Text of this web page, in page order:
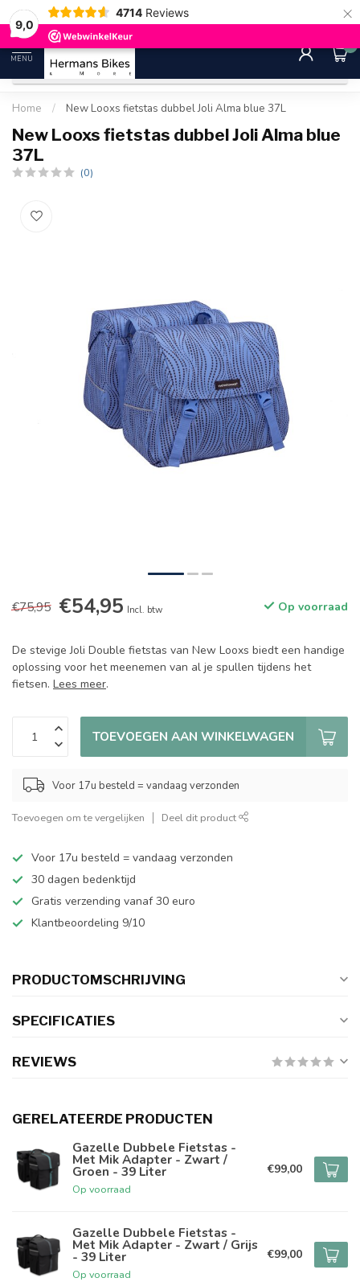
9,0
4714 Reviews ×
30 dagen bedenktijd Gratis
MENU
0
Home / New Looxs fietstas dubbel Joli Alma blue 37L
New Looxs fietstas dubbel Joli Alma blue
37L
(0)
€75,95 €54,95 Incl. btw Op voorraad
De stevige Joli Double fietstas van New Looxs biedt een handige
oplossing voor het meenemen van al je spullen tijdens het
fietsen. Lees meer.
TOEVOEGEN AAN WINKELWAGEN
Voor 17u besteld = vandaag verzonden
Toevoegen om te vergelijken Deel dit product
Voor 17u besteld = vandaag verzonden
30 dagen bedenktijd
Gratis verzending vanaf 30 euro
Klantbeoordeling 9/10
PRODUCTOMSCHRIJVING
SPECIFICATIES
REVIEWS
GERELATEERDE PRODUCTEN
Gazelle Dubbele Fietstas -
Met Mik Adapter - Zwart /
Groen - 39 Liter
Op voorraad
€99,00
Gazelle Dubbele Fietstas -
Met Mik Adapter - Zwart / Grijs
- 39 Liter
Op voorraad
€99,00